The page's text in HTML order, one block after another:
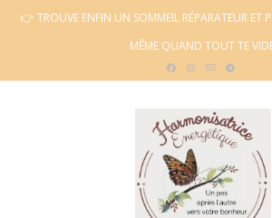
👉 TROUVE ENFIN UN SOMMEIL RÉPARATEUR ET
MÊME QUAND TOUT TE